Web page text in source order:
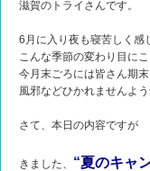
滋賀のトライさんです。
6月に入り夜も寝苦しく感
こんな季節の変わり目に
今月末ごろには皆さん期
風邪などひかれませんよ
さて、本日の内容ですが
きました、 “夏のキャ